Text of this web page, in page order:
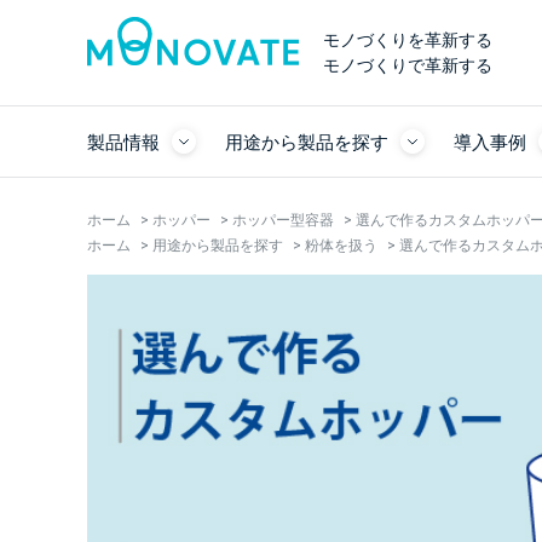
モノづくりを革新する
モノづくりで革新する
製品情報 用途から製品を探す 導入事例
ホーム > ホッパー > ホッパー型容器 > 選んで作るカスタムホッパ
ホーム
> 用途から製品を探す > 粉体を扱う > 選んで作るカスタム